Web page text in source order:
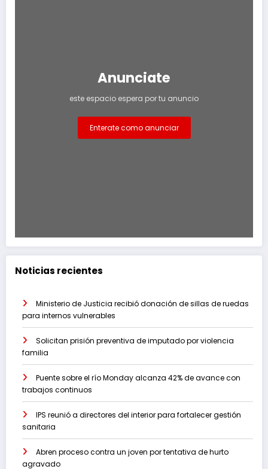
Anunciate
este espacio espera por tu anuncio
Enterate como anunciar
Noticias recientes
Ministerio de Justicia recibió donación de sillas de ruedas
para internos vulnerables
Solicitan prisión preventiva de imputado por violencia
familia
Puente sobre el río Monday alcanza 42% de avance con
trabajos continuos
IPS reunió a directores del interior para fortalecer gestión
sanitaria
Abren proceso contra un joven por tentativa de hurto
agravado